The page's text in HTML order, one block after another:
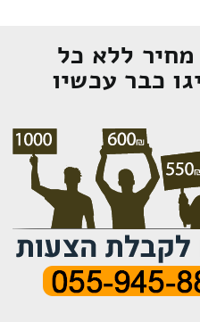
ללא כל
כבר עכשיו